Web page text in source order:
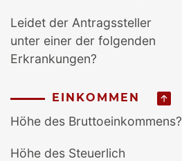
Leidet der Antrags­steller
unter einer der folgenden
Erkrankungen?
EINKOMMEN
Höhe des Brutto­einkommens?
Höhe des Steuerlich